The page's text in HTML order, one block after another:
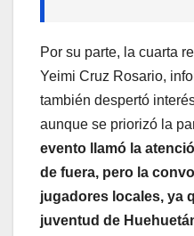
Por su parte, la cuarta
Yeimi Cruz Rosario,
también despertó
aunque se priorizó la
evento llamó la
de fuera, pero la
jugadores locales, ya
juventud de